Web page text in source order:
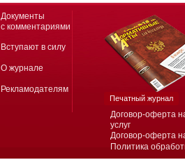
Договор-оферта
услуг
Договор-оферта
Политика
Документы
с комментариями
Вступают в силу
О журнале
Рекламодателям
Печатный журнал